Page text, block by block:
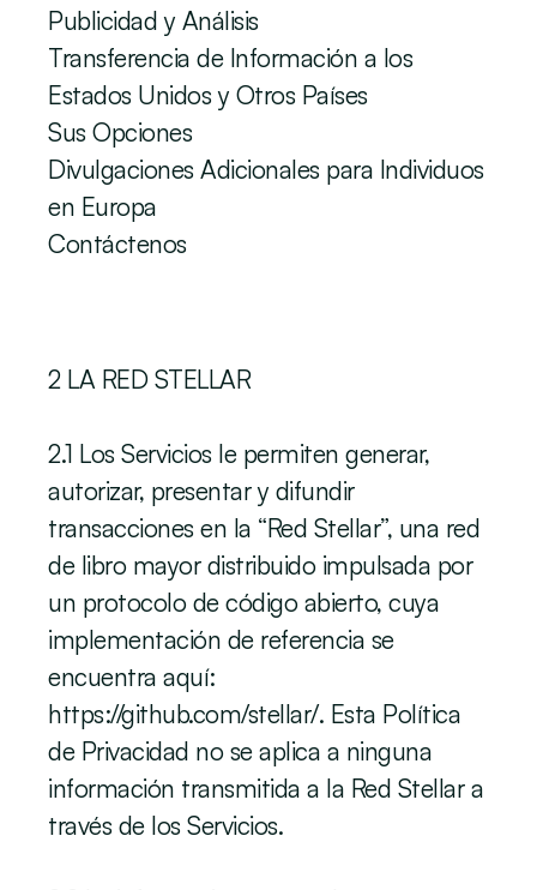
Publicidad y Análisis
Transferencia de Información a los
Estados Unidos y Otros Países
Sus Opciones
Divulgaciones Adicionales para Individuos
en Europa
Contáctenos
2 LA RED STELLAR
‍2.1 Los Servicios le permiten generar,
autorizar, presentar y difundir
transacciones en la “Red Stellar”, una red
de libro mayor distribuido impulsada por
un protocolo de código abierto, cuya
implementación de referencia se
encuentra aquí:
https://github.com/stellar/. Esta Política
de Privacidad no se aplica a ninguna
información transmitida a la Red Stellar a
través de los Servicios.